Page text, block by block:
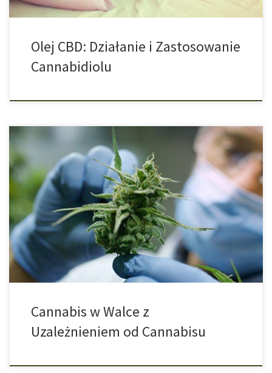
Olej CBD: Działanie i Zastosowanie
Cannabidiolu
W jaki sposób CBD może pomóc osobom uzależnionym od THC?
Jak bardzo zróżnicowana jest roślina marihuany, i że jest czymś
więcej niż tylko THC, pokazują niedawno opublikowane w
prestiżowym czasopiśmie medycznym „The Lancet Psychiatry”
badania z University College w Londynie (UCL). Jak się okazuje,
marihuana jest pomocna w leczeniu uzależnienia […]
Cannabis w Walce z
Uzależnieniem od Cannabisu